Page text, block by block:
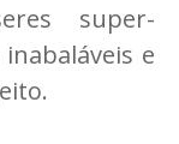
super-
e